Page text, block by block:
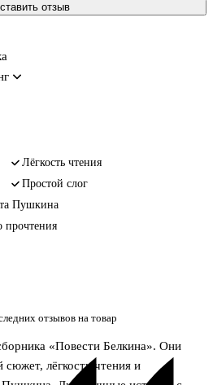
отзыв
лёгкость чтения
простой слог
Пушкина
прочтения
отзывов на товар
«Повести Белкина». Они
лёгкость чтения и